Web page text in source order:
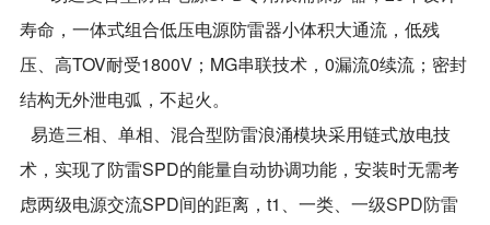
寿命，一体式组合低压电源防雷器小体积大通流，低残
压、高TOV耐受1800V；MG串联技术，0漏流0续流；密封
结构无外泄电弧，不起火。
易造三相、单相、混合型防雷浪涌模块采用链式放电技
术，实现了防雷SPD的能量自动协调功能，安装时无需考
虑两级电源交流SPD间的距离，t1、一类、 一级SPD防雷